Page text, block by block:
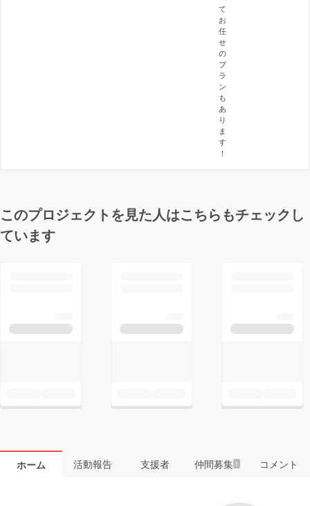
て
お
任
せ
の
プ
ラ
ン
も
あ
り
ま
す
！
このプロジェクトを見た人はこちらもチェックし
ています
ホーム 活動報告 支援者 仲間募集 1 コメント